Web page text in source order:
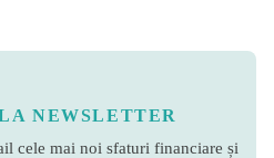
NEWSLETTER
cele mai noi sfaturi financiare și